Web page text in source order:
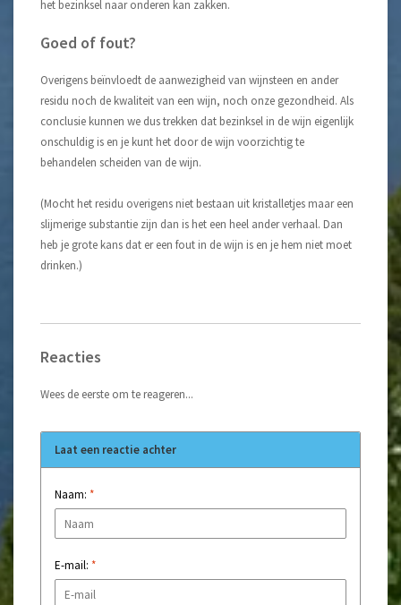
het bezinksel naar onderen kan zakken.
Goed of fout?
Overigens beïnvloedt de aanwezigheid van wijnsteen en ander
residu noch de kwaliteit van een wijn, noch onze gezondheid. Als
conclusie kunnen we dus trekken dat bezinksel in de wijn eigenlijk
onschuldig is en je kunt het door de wijn voorzichtig te
behandelen scheiden van de wijn.
(Mocht het residu overigens niet bestaan uit kristalletjes maar een
slijmerige substantie zijn dan is het een heel ander verhaal. Dan
heb je grote kans dat er een fout in de wijn is en je hem niet moet
drinken.)
Reacties
Wees de eerste om te reageren...
Laat een reactie achter
Naam: *
E-mail: *